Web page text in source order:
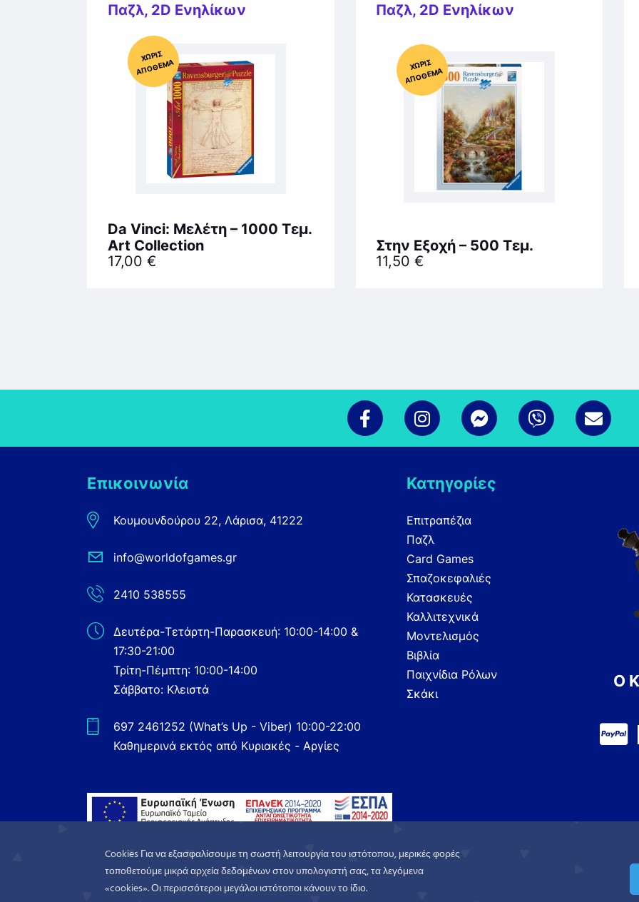
Παζλ, 2D Ενηλίκων
Χ
ΩΡΊΣ
Α
Π
Ό
ΘΕ
ΜΑ
Da Vinci: Μελέτη – 1000 Τεμ.
Art Collection
17,00 €
Παζλ, 2D Ενηλίκων
Χ
ΩΡΊΣ
Α
Π
Ό
ΘΕ
ΜΑ
Στην Εξοχή – 500 Τεμ.
11,50€
Επικοινωνία
Κουμουνδούρου 22, Λάρισα, 41222
info@worldofgames.gr
2410 538555
Δευτέρα-Τετάρτη-Παρασκευή: 10:00-14:00 &
17:30-21:00
Τρίτη-Πέμπτη: 10:00-14:00
Σάββατο: Κλειστά
697 2461252 (What’s Up - Viber) 10:00-22:00
Καθημερινά εκτός από Κυριακές - Αργίες
Κατηγορίες
Επιτραπέζια
Παζλ
Card Games
Σπαζοκεφαλιές
Κατασκευές
Καλλιτεχνικά
Μοντελισμός
Βιβλία
Παιχνίδια Ρόλων
Σκάκι
Ο
Cookies Για να εξασφαλίσουμε τη σωστή λειτουργία του ιστότοπου, μερικές φορές
τοποθετούμε μικρά αρχεία δεδομένων στον υπολογιστή σας, τα λεγόμενα
«cookies». Οι περισσότεροι μεγάλοι ιστότοποι κάνουν το ίδιο.